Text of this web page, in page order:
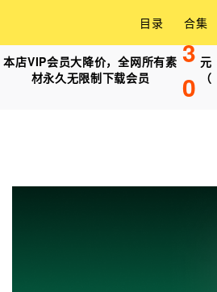
本店VIP会员大降价，全网所有素
材永久无限制下载会员
3
0
元
（
目录 合集